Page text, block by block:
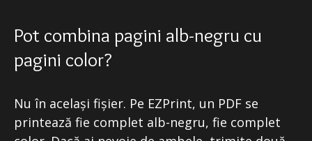
Pot combina pagini alb-negru cu
pagini color?
Nu în același fișier. Pe EZPrint, un PDF se
printează fie complet alb-negru, fie complet